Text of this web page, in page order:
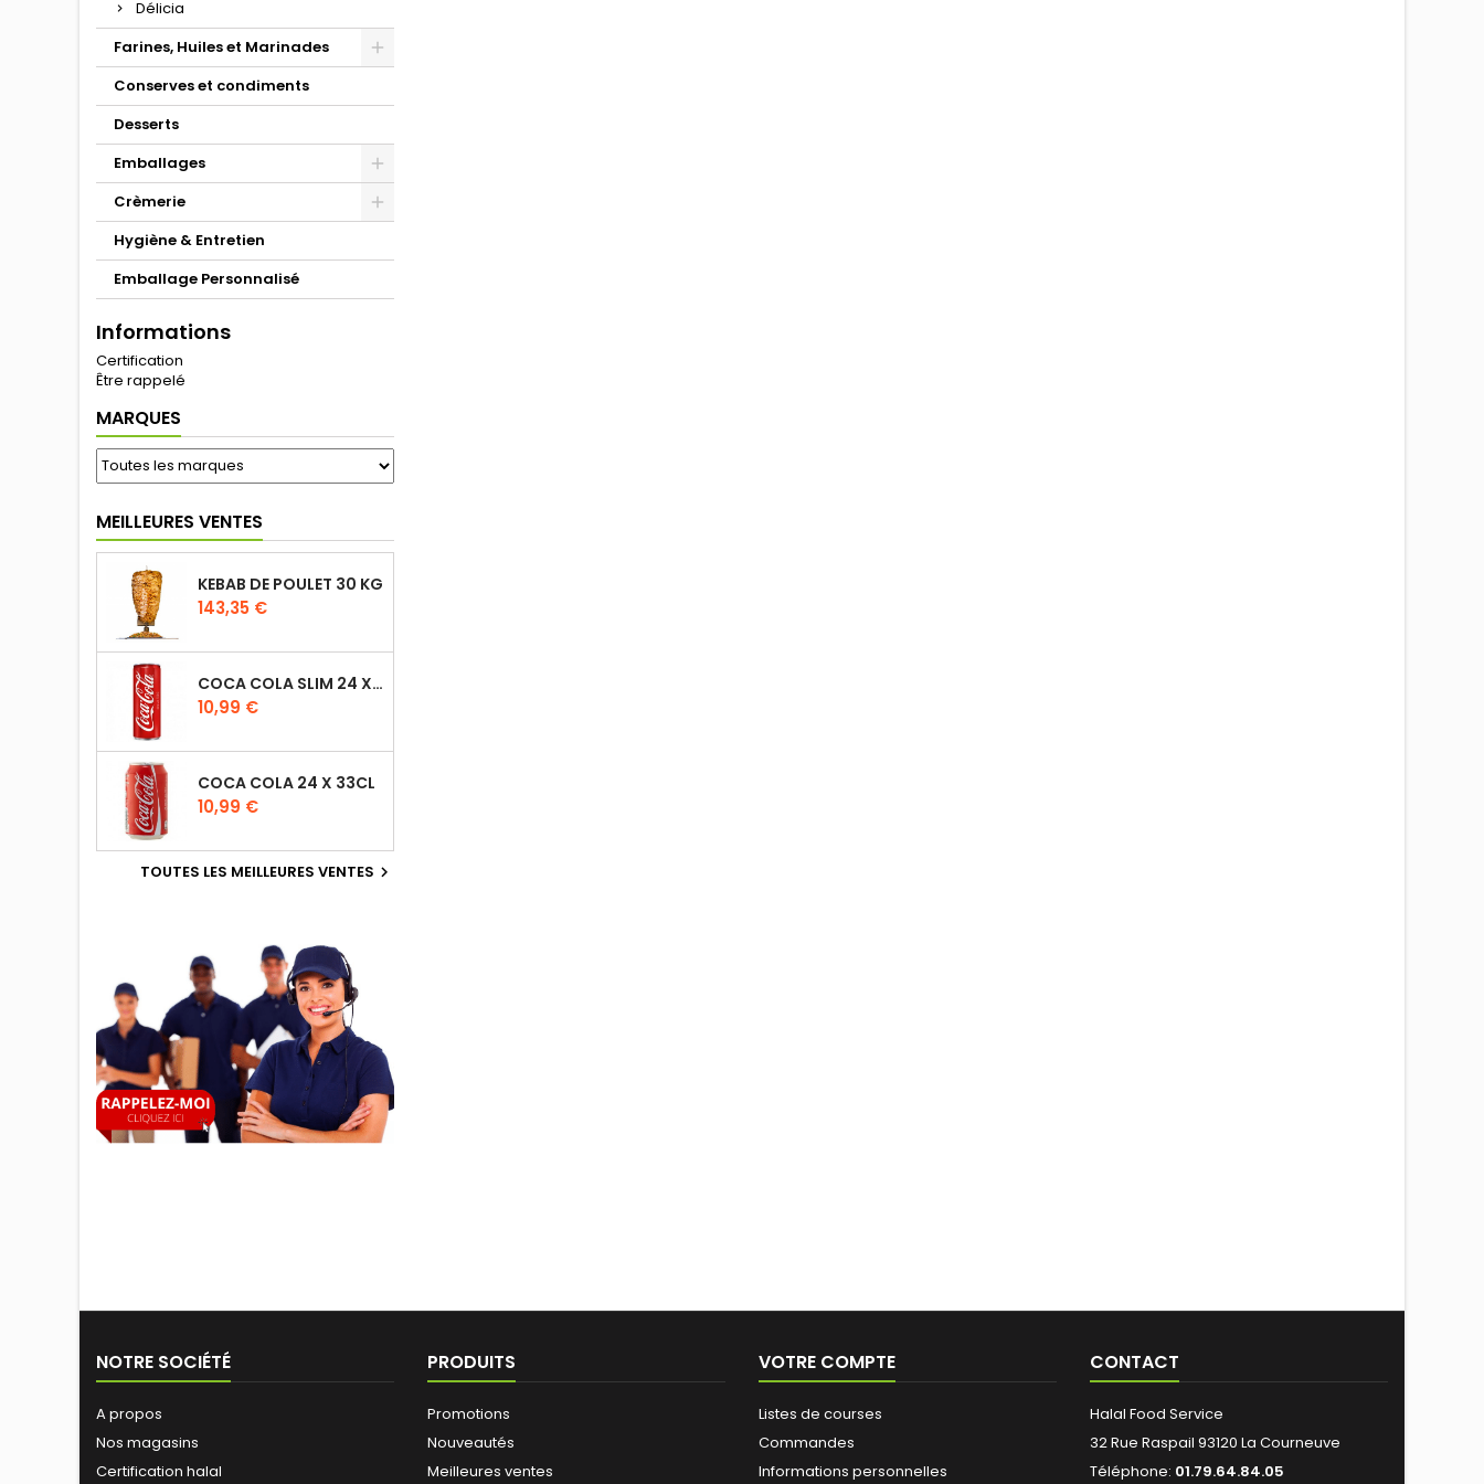
Délicia
Farines, Huiles et Marinades
Conserves et condiments
Desserts
Emballages
Crèmerie
Hygiène & Entretien
Emballage Personnalisé
Informations
Certification
Être rappelé
MARQUES
MEILLEURES VENTES
KEBAB DE POULET 30 KG
143,35 €
COCA COLA SLIM 24 X 33CL
10,99 €
COCA COLA 24 X 33CL
10,99 €
TOUTES LES MEILLEURES VENTES 
NOTRE SOCIÉTÉ
A propos
Nos magasins
Certification halal
PRODUITS
Promotions
Nouveautés
Meilleures ventes
VOTRE COMPTE
Listes de courses
Commandes
Informations personnelles
CONTACT
Halal Food Service
32 Rue Raspail 93120 La Courneuve
Téléphone: 01.79.64.84.05